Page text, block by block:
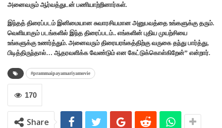
அனைவரும் ஆர்வத்துடன் பணியாற்றினார்கள்.
இந்தத் திரைப்படம் இனிமையான சுவாரசியமான அனுபவத்தை உங்களுக்கு தரும்.
வெளியாகும் படங்களில் இந்த திரைப்படம்.. எங்களின் புதிய முயற்சியை
உங்களுக்கு உணர்த்தும். அனைவரும் திரையரங்கத்திற்கு வருகை தந்து பார்த்து,
பிடித்திருந்தால்… ஆதரவளிக்க வேண்டும் என கேட்டுக்கொள்கிறேன்” என்றார்.
#prammaipayamariyamovie
170
Share